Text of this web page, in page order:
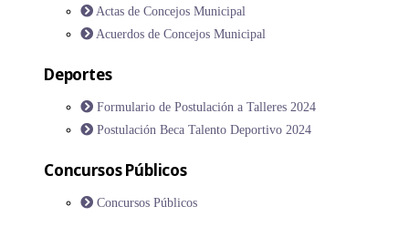
Actas de Concejos Municipal
Acuerdos de Concejos Municipal
Deportes
Formulario de Postulación a Talleres 2024
Postulación Beca Talento Deportivo 2024
Concursos Públicos
Concursos Públicos